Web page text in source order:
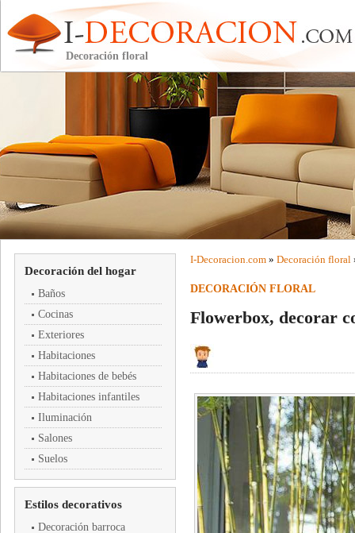
Decoración floral
Decoración del hogar
Baños
Cocinas
Exteriores
Habitaciones
Habitaciones de bebés
Habitaciones infantiles
Iluminación
Salones
Suelos
Estilos decorativos
Decoración barroca
I-Decoracion.com » Decoración floral
DECORACIÓN FLORAL
Flowerbox, decorar